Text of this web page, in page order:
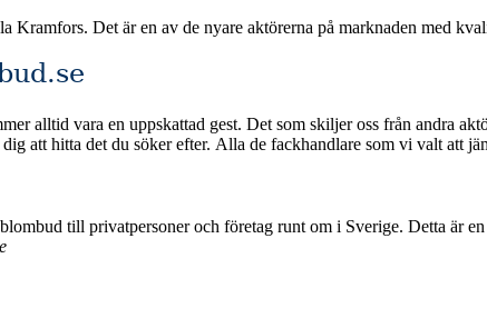
Det är en av de nyare aktörerna på marknaden med
alltid vara en uppskattad gest. Det som skiljer oss från andra
säkra betalningsmetoder och snabb leverans om du beställer
Detta är en av mina jämförelsetjänster där jag samlar och rankar de bästa blombuden i